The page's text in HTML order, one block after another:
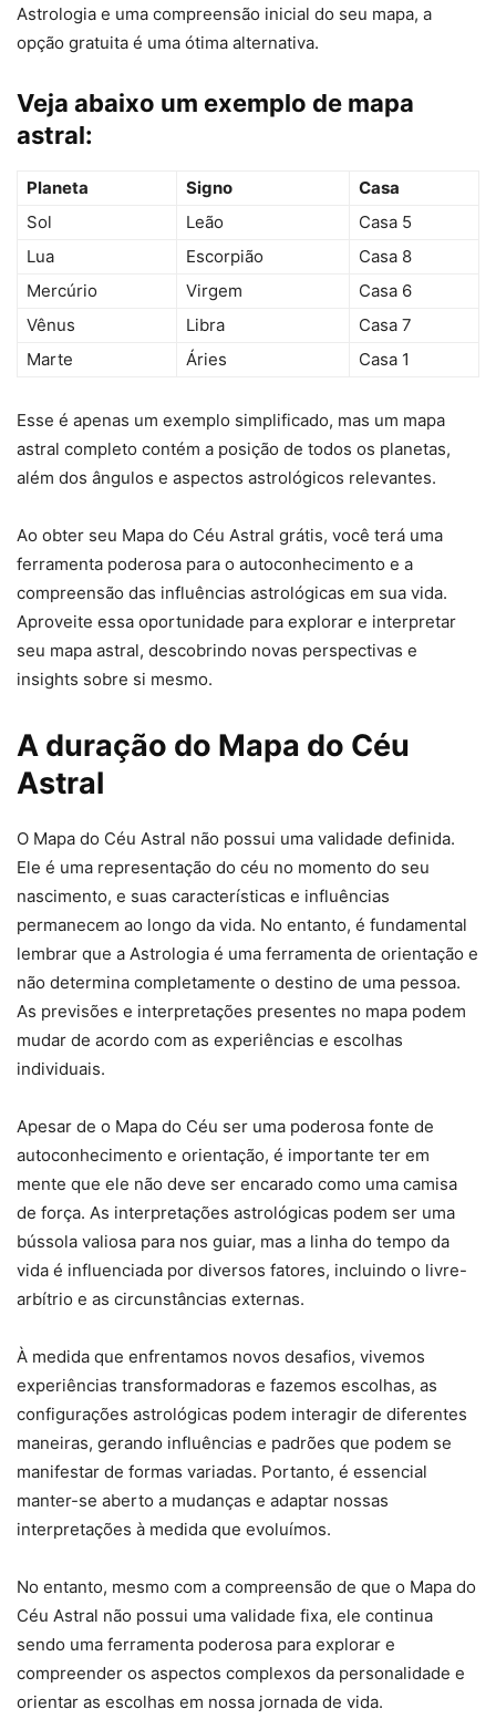
Astrologia e uma compreensão inicial do seu mapa, a
opção gratuita é uma ótima alternativa.
Veja abaixo um exemplo de mapa
astral:
Planeta Signo
Casa
Sol
Leão
Casa 5
Lua
Escorpião
Casa 8
Mercúrio
Virgem
Casa 6
Vênus
Libra
Casa 7
Marte
Áries Casa 1
Esse é apenas um exemplo simplificado, mas um mapa
astral completo contém a posição de todos os planetas,
além dos ângulos e aspectos astrológicos relevantes.
Ao obter seu Mapa do Céu Astral grátis, você terá uma
ferramenta poderosa para o autoconhecimento e a
compreensão das influências astrológicas em sua vida.
Aproveite essa oportunidade para explorar e interpretar
seu mapa astral, descobrindo novas perspectivas e
insights sobre si mesmo.
A duração do Mapa do Céu
Astral
O Mapa do Céu Astral não possui uma validade definida.
Ele é uma representação do céu no momento do seu
nascimento, e suas características e influências
permanecem ao longo da vida. No entanto, é fundamental
lembrar que a Astrologia é uma ferramenta de orientação e
não determina completamente o destino de uma pessoa.
As previsões e interpretações presentes no mapa podem
mudar de acordo com as experiências e escolhas
individuais.
Apesar de o Mapa do Céu ser uma poderosa fonte de
autoconhecimento e orientação, é importante ter em
mente que ele não deve ser encarado como uma camisa
de força. As interpretações astrológicas podem ser uma
bússola valiosa para nos guiar, mas a linha do tempo da
vida é influenciada por diversos fatores, incluindo o livre-
arbítrio e as circunstâncias externas.
À medida que enfrentamos novos desafios, vivemos
experiências transformadoras e fazemos escolhas, as
configurações astrológicas podem interagir de diferentes
maneiras, gerando influências e padrões que podem se
manifestar de formas variadas. Portanto, é essencial
manter-se aberto a mudanças e adaptar nossas
interpretações à medida que evoluímos.
No entanto, mesmo com a compreensão de que o Mapa do
Céu Astral não possui uma validade fixa, ele continua
sendo uma ferramenta poderosa para explorar e
compreender os aspectos complexos da personalidade e
orientar as escolhas em nossa jornada de vida.